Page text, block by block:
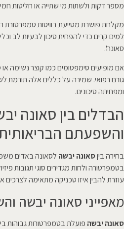
מספר דקות ולשתות מי שתייה או חליטות
מקלחת פושרת מסייעת בוויסות טמפרטורת
למים קרים כדי להפחית סיכון לבעיות לב
סאונה'.
אם מופיעים סימפטומים כמו קוצר נשימה
גורם רפואי. שמירה על כללים אלה תורמת
ומפחיתה סיכונים.
הבדלים בין סאונה
והשפעתם
בחירה ביןסאונה יבשה לסאונה באדים
בטמפרטורה ולחות מגדירים סוגי תגובות
עוזרת להבין איזו טכניקה מתאימה לצרכים
מאפייני סאונה יבשה
סאונה יבשה